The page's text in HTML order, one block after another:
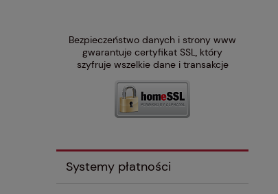
Bezpieczeństwo danych i strony www
gwarantuje certyfikat SSL, który
szyfruje wszelkie dane i transakcje
Systemy płatności